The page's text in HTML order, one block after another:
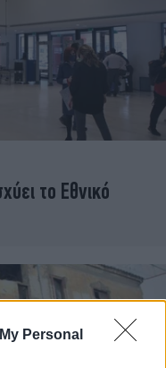
Personal
τo Εθνικό